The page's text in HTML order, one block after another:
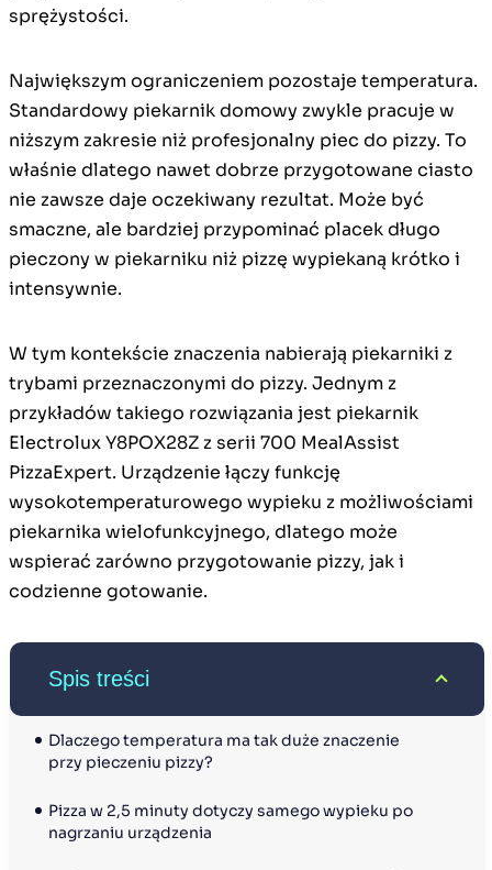
sprężystości.
Największym ograniczeniem pozostaje temperatura.
Standardowy piekarnik domowy zwykle pracuje w
niższym zakresie niż profesjonalny piec do pizzy. To
właśnie dlatego nawet dobrze przygotowane ciasto
nie zawsze daje oczekiwany rezultat. Może być
smaczne, ale bardziej przypominać placek długo
pieczony w piekarniku niż pizzę wypiekaną krótko i
intensywnie.
W tym kontekście znaczenia nabierają piekarniki z
trybami przeznaczonymi do pizzy. Jednym z
przykładów takiego rozwiązania jest piekarnik
Electrolux Y8POX28Z z serii 700 MealAssist
PizzaExpert. Urządzenie łączy funkcję
wysokotemperaturowego wypieku z możliwościami
piekarnika wielofunkcyjnego, dlatego może
wspierać zarówno przygotowanie pizzy, jak i
codzienne gotowanie.
Spis treści
Dlaczego temperatura ma tak duże znaczenie
przy pieczeniu pizzy?
Pizza w 2,5 minuty dotyczy samego wypieku po
nagrzaniu urządzenia